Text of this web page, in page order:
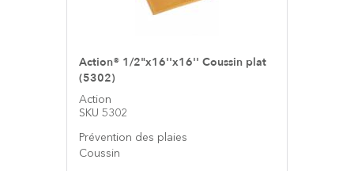
Action® 1/2"x16''x16'' Coussin plat
(5302)
Action
SKU 5302
Prévention des plaies
Coussin